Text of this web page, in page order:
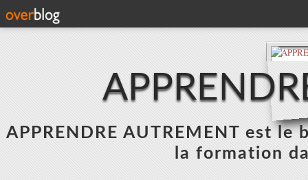
APPRENDRE AUTREMENT est
la formation